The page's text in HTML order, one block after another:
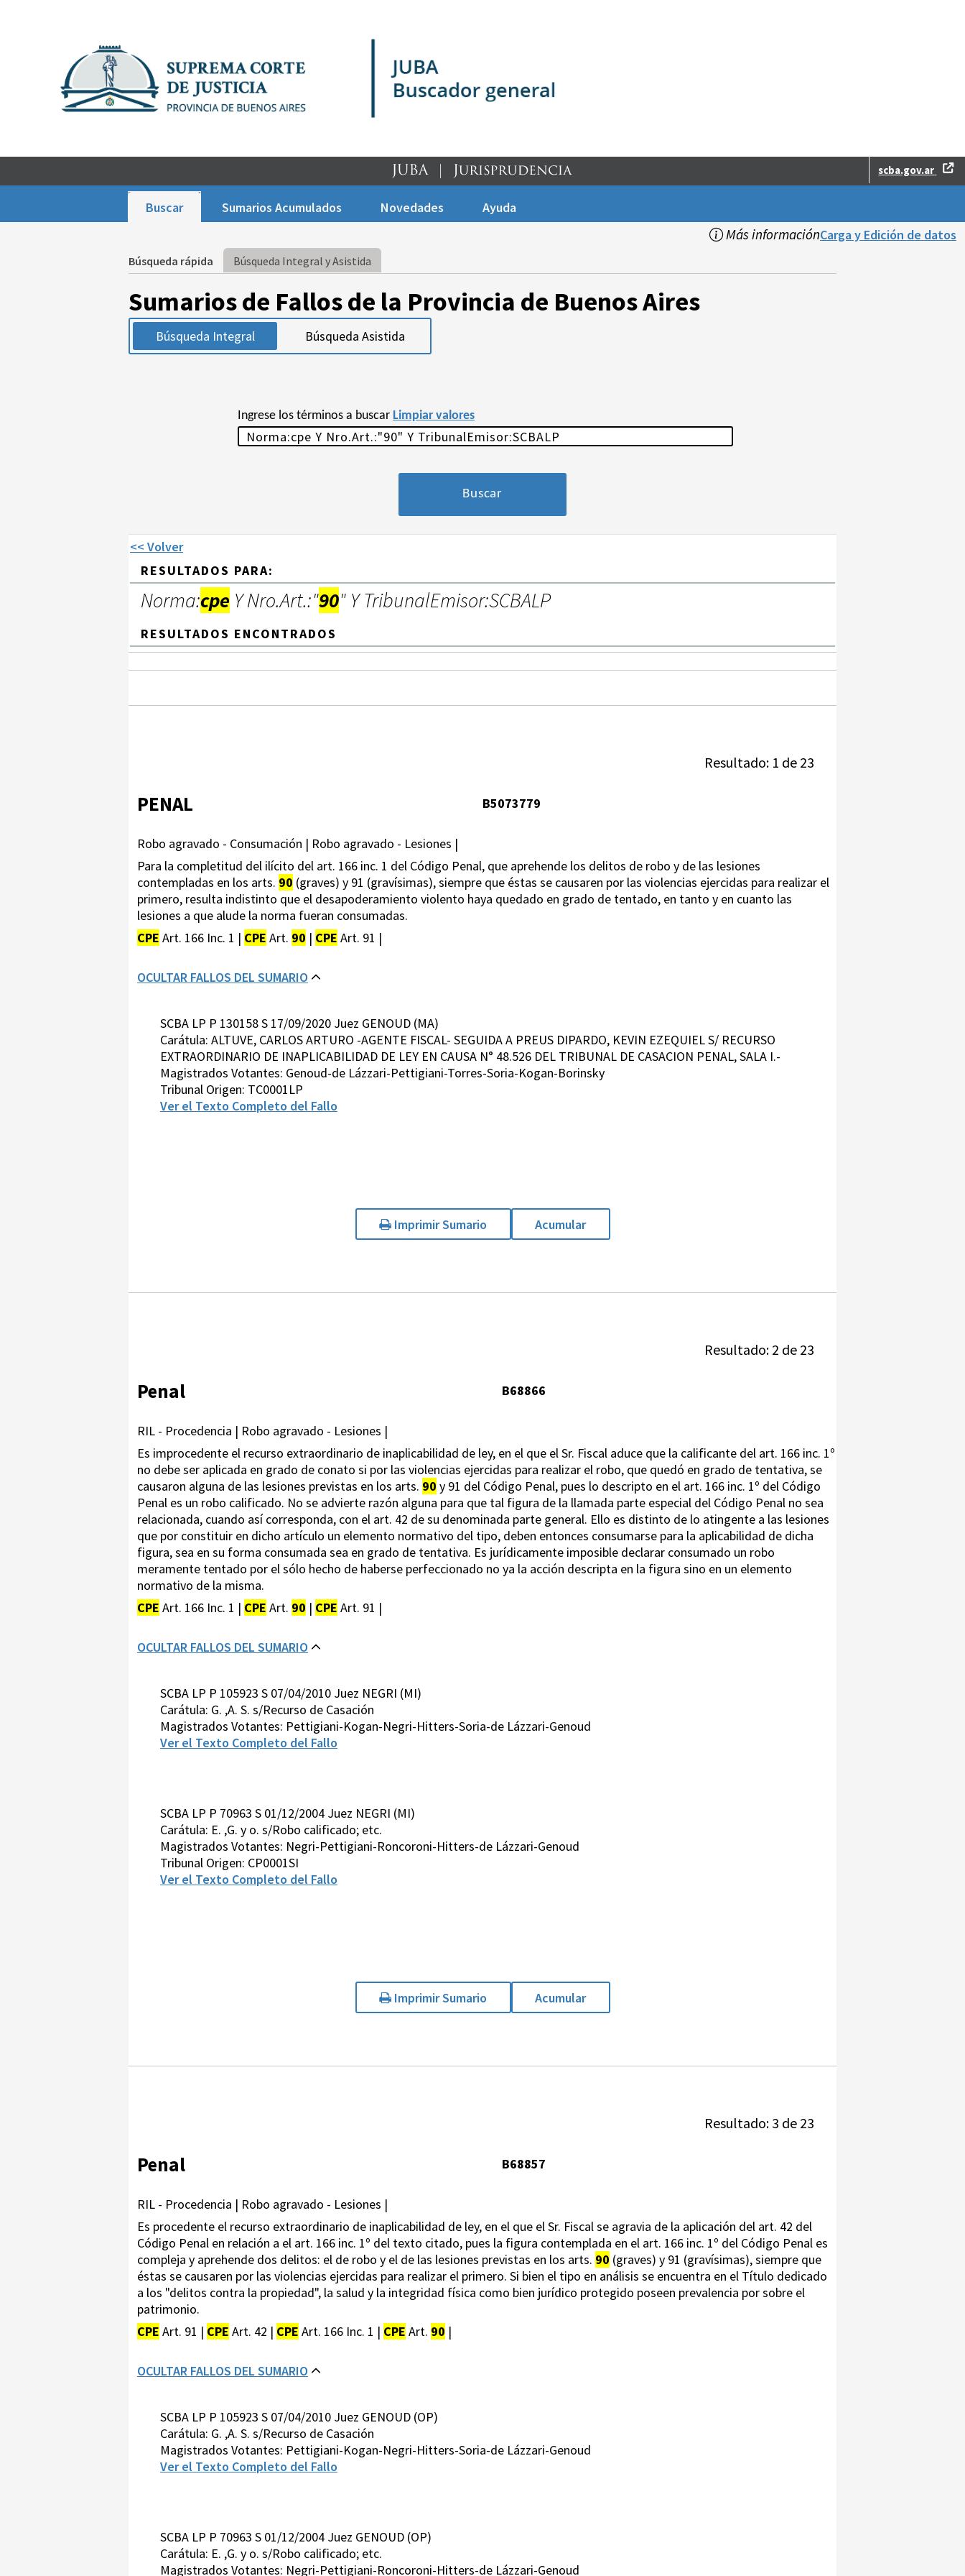
scba.gov.ar
Buscar Sumarios Acumulados Novedades Ayuda
Más informaciónCarga y Edición de datos
Búsqueda rápida Búsqueda Integral y Asistida
Sumarios de Fallos de la Provincia de Buenos Aires
Búsqueda Integral Búsqueda Asistida
Ingrese los términos a buscar Limpiar valores
<< Volver
RESULTADOS PARA:
Norma:cpe Y Nro.Art.:"90" Y TribunalEmisor:SCBALP
RESULTADOS ENCONTRADOS
Resultado: 1 de 23
PENAL B5073779
Robo agravado - Consumación | Robo agravado - Lesiones |
Para la completitud del ilícito del art. 166 inc. 1 del Código Penal, que aprehende los delitos de robo y de las lesiones
contempladas en los arts. 90 (graves) y 91 (gravísimas), siempre que éstas se causaren por las violencias ejercidas para realizar el
primero, resulta indistinto que el desapoderamiento violento haya quedado en grado de tentado, en tanto y en cuanto las
lesiones a que alude la norma fueran consumadas.
CPE Art. 166 Inc. 1 | CPE Art. 90 | CPE Art. 91 |
OCULTAR FALLOS DEL SUMARIO
SCBA LP P 130158 S 17/09/2020 Juez GENOUD (MA)
Carátula: ALTUVE, CARLOS ARTURO -AGENTE FISCAL- SEGUIDA A PREUS DIPARDO, KEVIN EZEQUIEL S/ RECURSO
EXTRAORDINARIO DE INAPLICABILIDAD DE LEY EN CAUSA N° 48.526 DEL TRIBUNAL DE CASACION PENAL, SALA I.-
Magistrados Votantes: Genoud-de Lázzari-Pettigiani-Torres-Soria-Kogan-Borinsky
Tribunal Origen: TC0001LP
Ver el Texto Completo del Fallo
Imprimir Sumario Acumular
Resultado: 2 de 23
Penal B68866
RIL - Procedencia | Robo agravado - Lesiones |
Es improcedente el recurso extraordinario de inaplicabilidad de ley, en el que el Sr. Fiscal aduce que la calificante del art. 166 inc. 1º
no debe ser aplicada en grado de conato si por las violencias ejercidas para realizar el robo, que quedó en grado de tentativa, se
causaron alguna de las lesiones previstas en los arts. 90 y 91 del Código Penal, pues lo descripto en el art. 166 inc. 1º del Código
Penal es un robo calificado. No se advierte razón alguna para que tal figura de la llamada parte especial del Código Penal no sea
relacionada, cuando así corresponda, con el art. 42 de su denominada parte general. Ello es distinto de lo atingente a las lesiones
que por constituir en dicho artículo un elemento normativo del tipo, deben entonces consumarse para la aplicabilidad de dicha
figura, sea en su forma consumada sea en grado de tentativa. Es jurídicamente imposible declarar consumado un robo
meramente tentado por el sólo hecho de haberse perfeccionado no ya la acción descripta en la figura sino en un elemento
normativo de la misma.
CPE Art. 166 Inc. 1 | CPE Art. 90 | CPE Art. 91 |
OCULTAR FALLOS DEL SUMARIO
SCBA LP P 105923 S 07/04/2010 Juez NEGRI (MI)
Carátula: G. ,A. S. s/Recurso de Casación
Magistrados Votantes: Pettigiani-Kogan-Negri-Hitters-Soria-de Lázzari-Genoud
Ver el Texto Completo del Fallo
SCBA LP P 70963 S 01/12/2004 Juez NEGRI (MI)
Carátula: E. ,G. y o. s/Robo calificado; etc.
Magistrados Votantes: Negri-Pettigiani-Roncoroni-Hitters-de Lázzari-Genoud
Tribunal Origen: CP0001SI
Ver el Texto Completo del Fallo
Imprimir Sumario Acumular
Resultado: 3 de 23
Penal B68857
RIL - Procedencia | Robo agravado - Lesiones |
Es procedente el recurso extraordinario de inaplicabilidad de ley, en el que el Sr. Fiscal se agravia de la aplicación del art. 42 del
Código Penal en relación a el art. 166 inc. 1º del texto citado, pues la figura contemplada en el art. 166 inc. 1º del Código Penal es
compleja y aprehende dos delitos: el de robo y el de las lesiones previstas en los arts. 90 (graves) y 91 (gravísimas), siempre que
éstas se causaren por las violencias ejercidas para realizar el primero. Si bien el tipo en análisis se encuentra en el Título dedicado
a los "delitos contra la propiedad", la salud y la integridad física como bien jurídico protegido poseen prevalencia por sobre el
patrimonio.
CPE Art. 91 | CPE Art. 42 | CPE Art. 166 Inc. 1 | CPE Art. 90 |
OCULTAR FALLOS DEL SUMARIO
SCBA LP P 105923 S 07/04/2010 Juez GENOUD (OP)
Carátula: G. ,A. S. s/Recurso de Casación
Magistrados Votantes: Pettigiani-Kogan-Negri-Hitters-Soria-de Lázzari-Genoud
Ver el Texto Completo del Fallo
SCBA LP P 70963 S 01/12/2004 Juez GENOUD (OP)
Carátula: E. ,G. y o. s/Robo calificado; etc.
Magistrados Votantes: Negri-Pettigiani-Roncoroni-Hitters-de Lázzari-Genoud